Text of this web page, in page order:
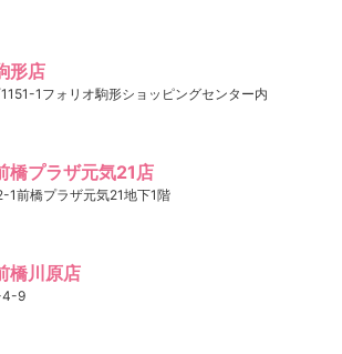
形店
1フォリオ駒形ショッピングセンター内
橋プラザ元気21店
1前橋プラザ元気21地下1階
橋川原店
4-9